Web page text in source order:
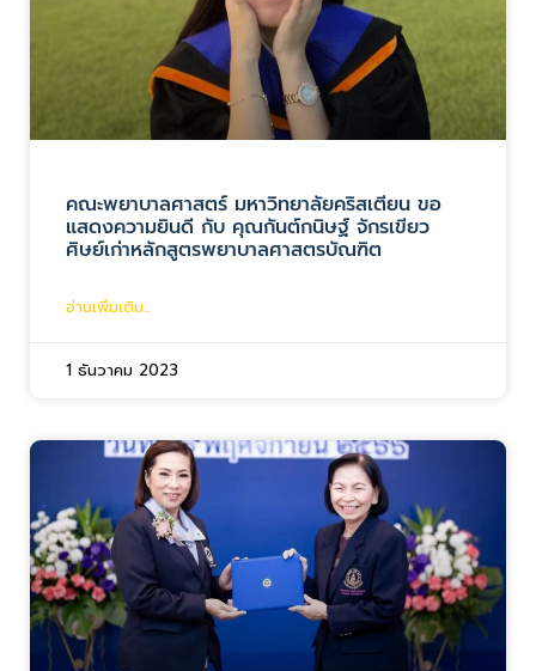
คณะพยาบาลศาสตร์ มหาวิทยาลัยคริสเตียน ขอ
แสดงความยินดี กับ คุณกันต์กนิษฐ์ จักรเขียว
ศิษย์เก่าหลักสูตรพยาบาลศาสตรบัณฑิต
อ่านเพิ่มเติม...
1 ธันวาคม 2023